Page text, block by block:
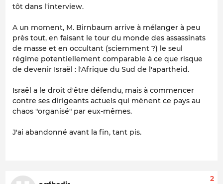
tôt dans l'interview.
A un moment, M. Birnbaum arrive à mélanger à peu
près tout, en faisant le tour du monde des assassinats
de masse et en occultant (sciemment ?) le seul
régime potentiellement comparable à ce que risque
de devenir Israël : l'Afrique du Sud de l'apartheid.
Israël a le droit d'être défendu, mais à commencer
contre ses dirigeants actuels qui mènent ce pays au
chaos "organisé" par eux-mêmes.
J'ai abandonné avant la fin, tant pis.
2